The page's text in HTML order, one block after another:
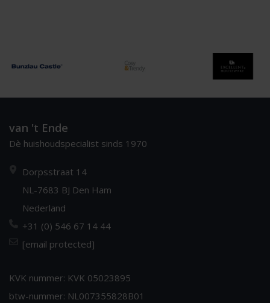
van 't Ende
Dè huishoudspecialist sinds 1970
Dorpsstraat 14
NL-7683 BJ Den Ham
Nederland
+31 (0) 546 67 14 44
[email protected]
KVK nummer: KVK 05023895
btw-nummer: NL007355828B01